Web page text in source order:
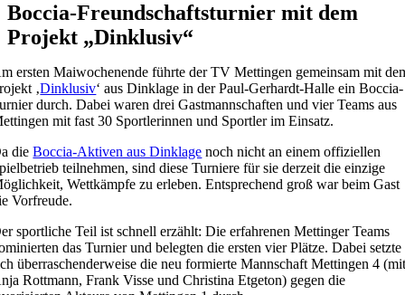
Boccia-Freundschaftsturnier mit dem
Projekt „Dinklusiv“
ersten Maiwochenende führte der TV Mettingen gemeinsam mit
‚Dinklusiv‘ aus Dinklage in der Paul-Gerhardt-Halle ein Boccia-
durch. Dabei waren drei Gastmannschaften und vier Teams aus
mit fast 30 Sportlerinnen und Sportler im Einsatz.
dieBoccia-Aktiven aus Dinklage noch nicht an einem offiziellen
teilnehmen, sind diese Turniere für sie derzeit die einzige
Wettkämpfe zu erleben. Entsprechend groß war beim Gast
Vorfreude.
sportliche Teil ist schnell erzählt: Die erfahrenen Mettinger Teams
das Turnier und belegten die ersten vier Plätze. Dabei setzte
überraschenderweise die neu formierte Mannschaft Mettingen 4
Rottmann, Frank Visse und Christina Etgeton) gegen die